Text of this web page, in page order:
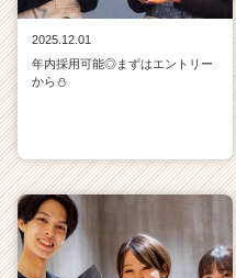
r
e
2025.12.01
年内採用可能◎まずはエントリー
から⛄